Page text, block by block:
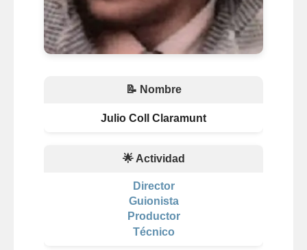
📝 Nombre
Julio Coll Claramunt
🌟 Actividad
Director
Guionista
Productor
Técnico